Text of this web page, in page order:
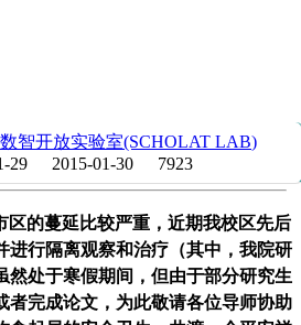
智开放实验室(SCHOLAT LAB)
29
2015-01-30 7923
的蔓延比较严重，近期我校区先后
进行隔离观察和治疗（其中，我院研
然处于寒假期间，但由于部分研究生
者完成论文，为此敬请各位导师协助